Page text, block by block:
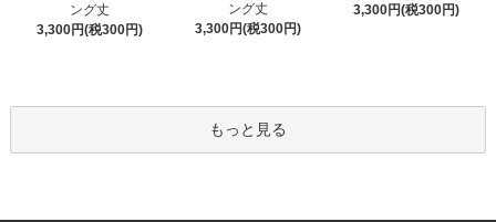
ング丈
3,300円(税300円)
ング丈
3,300円(税300円)
3,300円(税300円)
もっと見る